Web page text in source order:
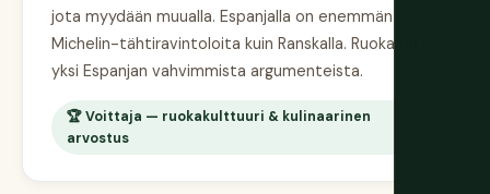
jota myydään muualla. Espanjalla on enemmän
Michelin-tähtiravintoloita kuin Ranskalla. Ruoka on
yksi Espanjan vahvimmista argumenteista.
🏆 Voittaja — ruokakulttuuri & kulinaarinen
arvostus